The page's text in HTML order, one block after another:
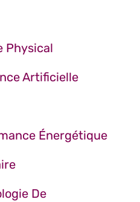
Physical
Artificielle
Énergétique
De